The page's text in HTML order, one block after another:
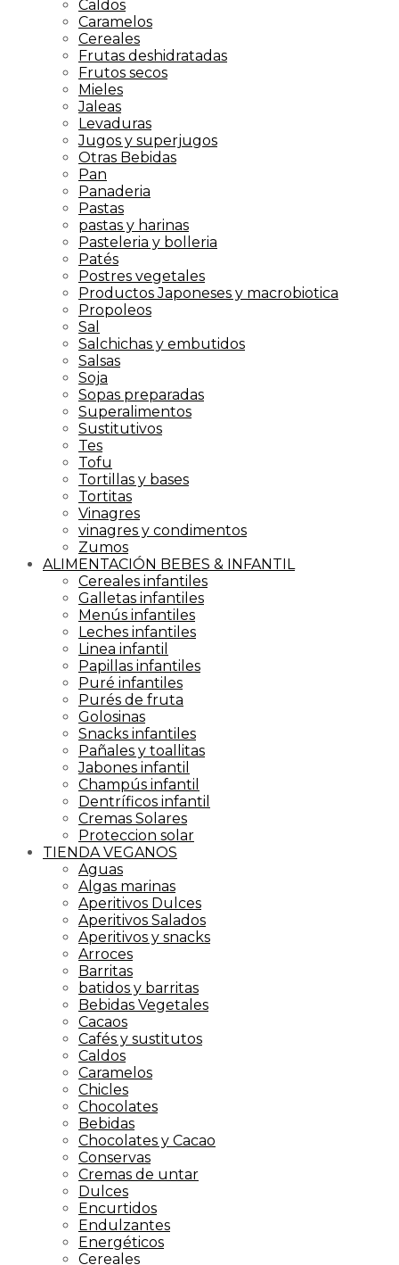
Caldos
Caramelos
Cereales
Frutas deshidratadas
Frutos secos
Mieles
Jaleas
Levaduras
Jugos y superjugos
Otras Bebidas
Pan
Panaderia
Pastas
pastas y harinas
Pasteleria y bolleria
Patés
Postres vegetales
Productos Japoneses y macrobiotica
Propoleos
Sal
Salchichas y embutidos
Salsas
Soja
Sopas preparadas
Superalimentos
Sustitutivos
Tes
Tofu
Tortillas y bases
Tortitas
Vinagres
vinagres y condimentos
Zumos
ALIMENTACIÓN BEBES & INFANTIL
Cereales infantiles
Galletas infantiles
Menús infantiles
Leches infantiles
Linea infantil
Papillas infantiles
Puré infantiles
Purés de fruta
Golosinas
Snacks infantiles
Pañales y toallitas
Jabones infantil
Champús infantil
Dentríficos infantil
Cremas Solares
Proteccion solar
TIENDA VEGANOS
Aguas
Algas marinas
Aperitivos Dulces
Aperitivos Salados
Aperitivos y snacks
Arroces
Barritas
batidos y barritas
Bebidas Vegetales
Cacaos
Cafés y sustitutos
Caldos
Caramelos
Chicles
Chocolates
Bebidas
Chocolates y Cacao
Conservas
Cremas de untar
Dulces
Encurtidos
Endulzantes
Energéticos
Cereales